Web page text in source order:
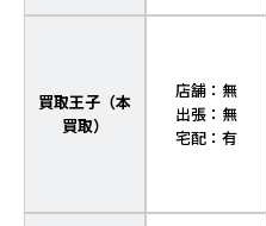
買取王子（本
買取）
店舗：無
出張：無
宅配：有